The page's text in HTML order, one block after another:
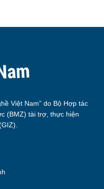
Việt Nam” do Bộ Hợp tác
(BMZ) tài trợ, thực hiện